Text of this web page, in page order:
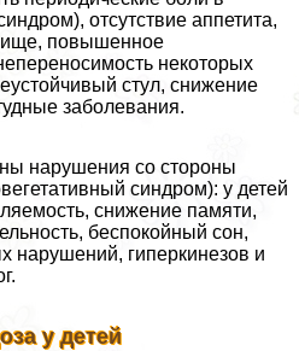
отсутствие аппетита,
повышенное
некоторых
стул, снижение
заболевания.
нарушения со стороны
синдром): у детей
снижение памяти,
беспокойный сон,
нарушений, гиперкинезов и
у детей